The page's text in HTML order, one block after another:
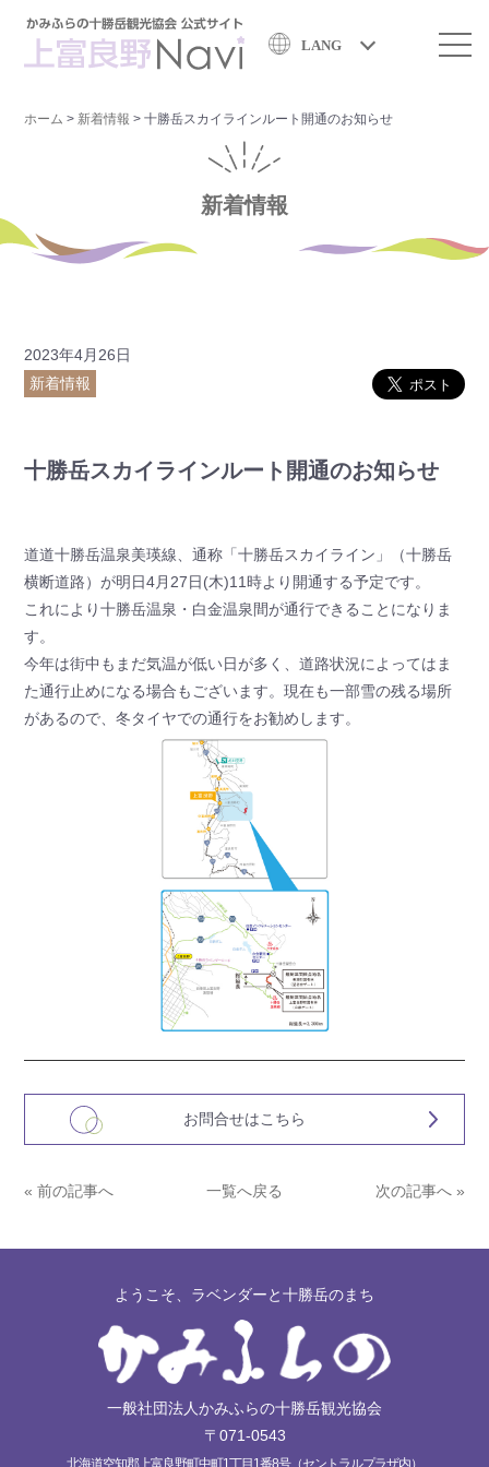
LANG
ホーム > 新着情報 >十勝岳スカイラインルート開通のお知らせ
新着情報
2023年4月26日
新着情報
十勝岳スカイラインルート開通のお知らせ
道道十勝岳温泉美瑛線、通称「十勝岳スカイライン」（十勝岳
横断道路）が明日4月27日(木)11時より開通する予定です。
これにより十勝岳温泉・白金温泉間が通行できることになりま
す。
今年は街中もまだ気温が低い日が多く、道路状況によってはま
た通行止めになる場合もございます。現在も一部雪の残る場所
があるので、冬タイヤでの通行をお勧めします。
お問合せはこちら
« 前の記事へ 一覧へ戻る 次の記事へ »
ようこそ、ラベンダーと十勝岳のまち
一般社団法人かみふらの十勝岳観光協会
〒071-0543
北海道空知郡上富良野町中町1丁目1番8号（セントラルプラザ内）